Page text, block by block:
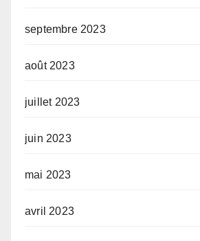
septembre 2023
août 2023
juillet 2023
juin 2023
mai 2023
avril 2023